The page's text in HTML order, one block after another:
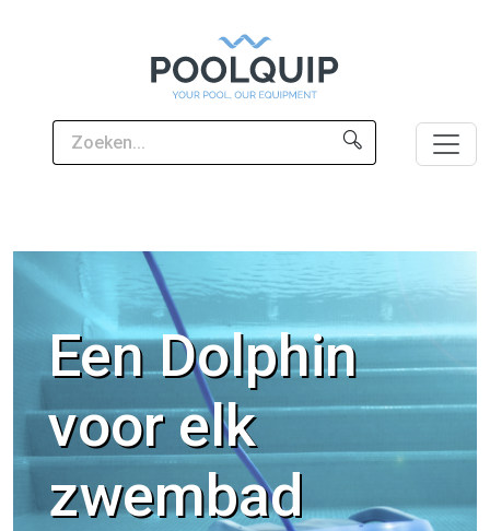
Een Dolphin
voor elk
zwembad